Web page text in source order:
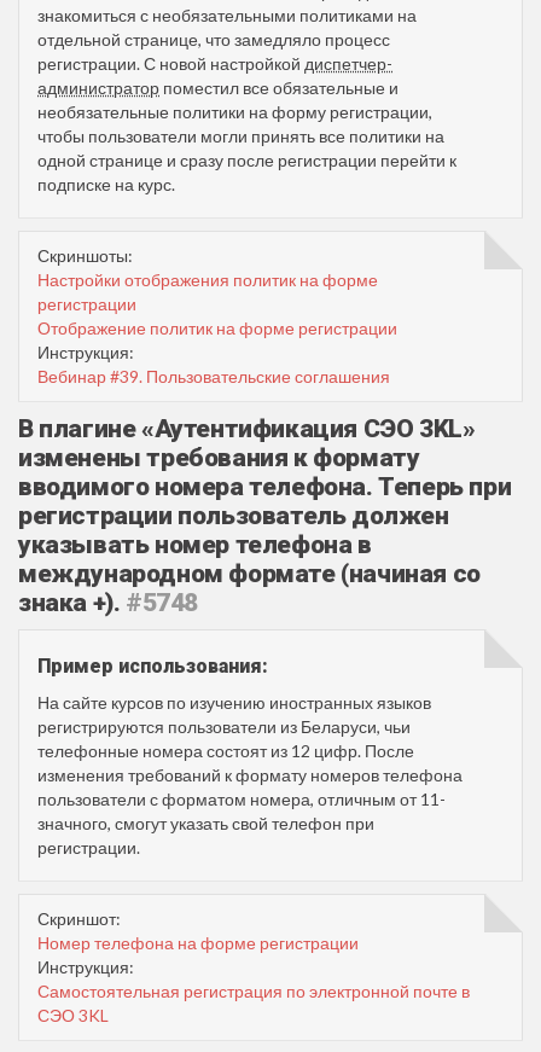
знакомиться с необязательными политиками на
отдельной странице, что замедляло процесс
регистрации. С новой настройкой диспетчер-
администратор поместил все обязательные и
необязательные политики на форму регистрации,
чтобы пользователи могли принять все политики на
одной странице и сразу после регистрации перейти к
подписке на курс.
Скриншоты:
Настройки отображения политик на форме
регистрации
Отображение политик на форме регистрации
Инструкция:
Вебинар #39. Пользовательские соглашения
В плагине «Аутентификация СЭО 3KL»
изменены требования к формату
вводимого номера телефона. Теперь при
регистрации пользователь должен
указывать номер телефона в
международном формате (начиная со
знака +). #5748
Пример использования:
На сайте курсов по изучению иностранных языков
регистрируются пользователи из Беларуси, чьи
телефонные номера состоят из 12 цифр. После
изменения требований к формату номеров телефона
пользователи с форматом номера, отличным от 11-
значного, смогут указать свой телефон при
регистрации.
Скриншот:
Номер телефона на форме регистрации
Инструкция:
Самостоятельная регистрация по электронной почте в
СЭО 3KL